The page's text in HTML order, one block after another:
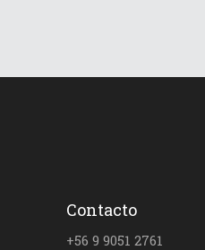
Contacto
+56 9 9051 2761